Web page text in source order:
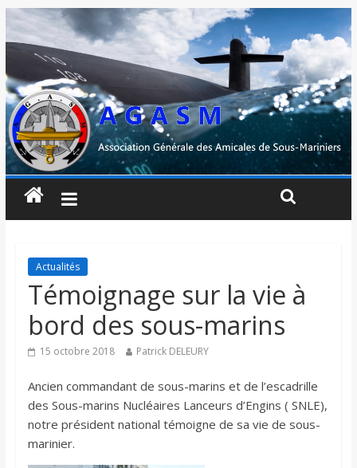
Actualités
Témoignage sur la vie à
bord des sous-marins
15 octobre 2018 Patrick DELEURY
Ancien commandant de sous-marins et de l’escadrille
des Sous-marins Nucléaires Lanceurs d’Engins ( SNLE),
notre président national témoigne de sa vie de sous-
marinier.